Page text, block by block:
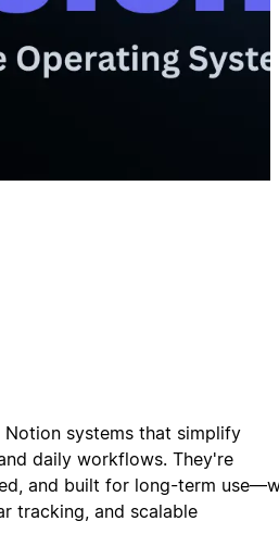
systems that simplify
daily workflows. They're
and built for long-term
tracking, and scalable